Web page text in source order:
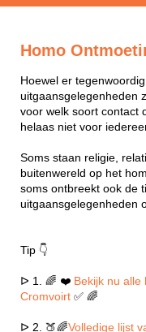
Homo
Hoewel er
uitgaansgelegenheden
voor welk soort contact
helaas niet voor
Soms staan religie,
buitenwereld op het
soms ontbreekt ook de
uitgaansgelegenheden
Tip 👇
ᐅ 1. 🌈 ❤️ Bekijk nu alle
Cromvoirt ✅ 🌈
ᐅ 2. 🍑🌈Volledige lijst